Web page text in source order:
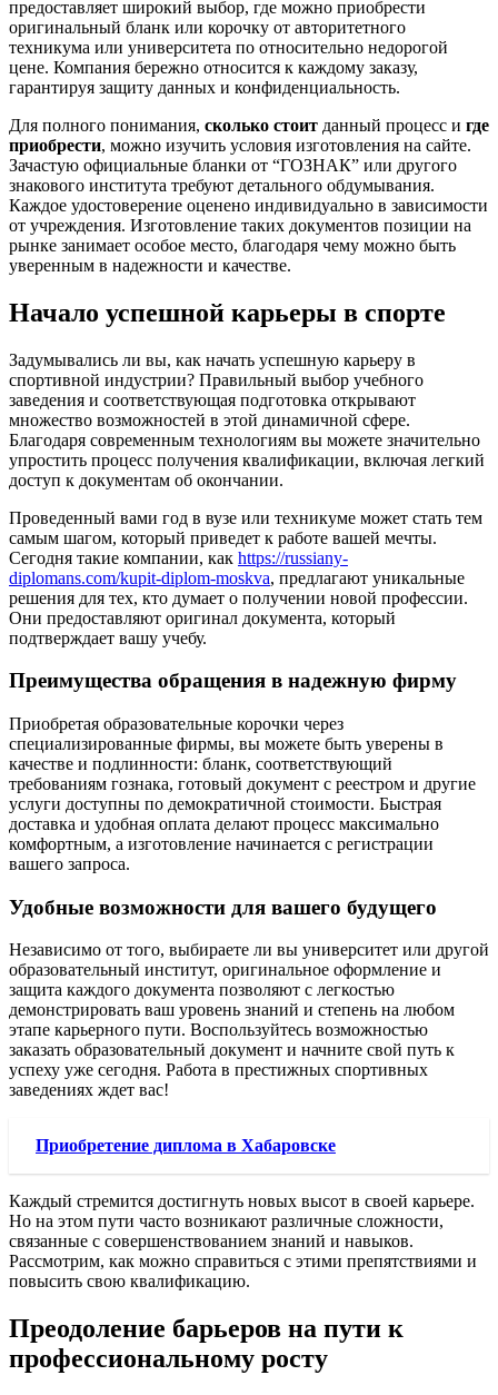
предоставляет широкий выбор, где можно приобрести
оригинальный бланк или корочку от авторитетного
техникума или университета по относительно недорогой
цене. Компания бережно относится к каждому заказу,
гарантируя защиту данных и конфиденциальность.
Для полного понимания, сколько стоит данный процесс и где
приобрести, можно изучить условия изготовления на сайте.
Зачастую официальные бланки от “ГОЗНАК” или другого
знакового института требуют детального обдумывания.
Каждое удостоверение оценено индивидуально в зависимости
от учреждения. Изготовление таких документов позиции на
рынке занимает особое место, благодаря чему можно быть
уверенным в надежности и качестве.
Начало успешной карьеры в спорте
Задумывались ли вы, как начать успешную карьеру в
спортивной индустрии? Правильный выбор учебного
заведения и соответствующая подготовка открывают
множество возможностей в этой динамичной сфере.
Благодаря современным технологиям вы можете значительно
упростить процесс получения квалификации, включая легкий
доступ к документам об окончании.
Проведенный вами год в вузе или техникуме может стать тем
самым шагом, который приведет к работе вашей мечты.
Сегодня такие компании, как https://russiany-
diplomans.com/kupit-diplom-moskva, предлагают уникальные
решения для тех, кто думает о получении новой профессии.
Они предоставляют оригинал документа, который
подтверждает вашу учебу.
Преимущества обращения в надежную фирму
Приобретая образовательные корочки через
специализированные фирмы, вы можете быть уверены в
качестве и подлинности: бланк, соответствующий
требованиям гознака, готовый документ с реестром и другие
услуги доступны по демократичной стоимости. Быстрая
доставка и удобная оплата делают процесс максимально
комфортным, а изготовление начинается с регистрации
вашего запроса.
Удобные возможности для вашего будущего
Независимо от того, выбираете ли вы университет или другой
образовательный институт, оригинальное оформление и
защита каждого документа позволяют с легкостью
демонстрировать ваш уровень знаний и степень на любом
этапе карьерного пути. Воспользуйтесь возможностью
заказать образовательный документ и начните свой путь к
успеху уже сегодня. Работа в престижных спортивных
заведениях ждет вас!
Приобретение диплома в Хабаровске
Каждый стремится достигнуть новых высот в своей карьере.
Но на этом пути часто возникают различные сложности,
связанные с совершенствованием знаний и навыков.
Рассмотрим, как можно справиться с этими препятствиями и
повысить свою квалификацию.
Преодоление барьеров на пути к
профессиональному росту